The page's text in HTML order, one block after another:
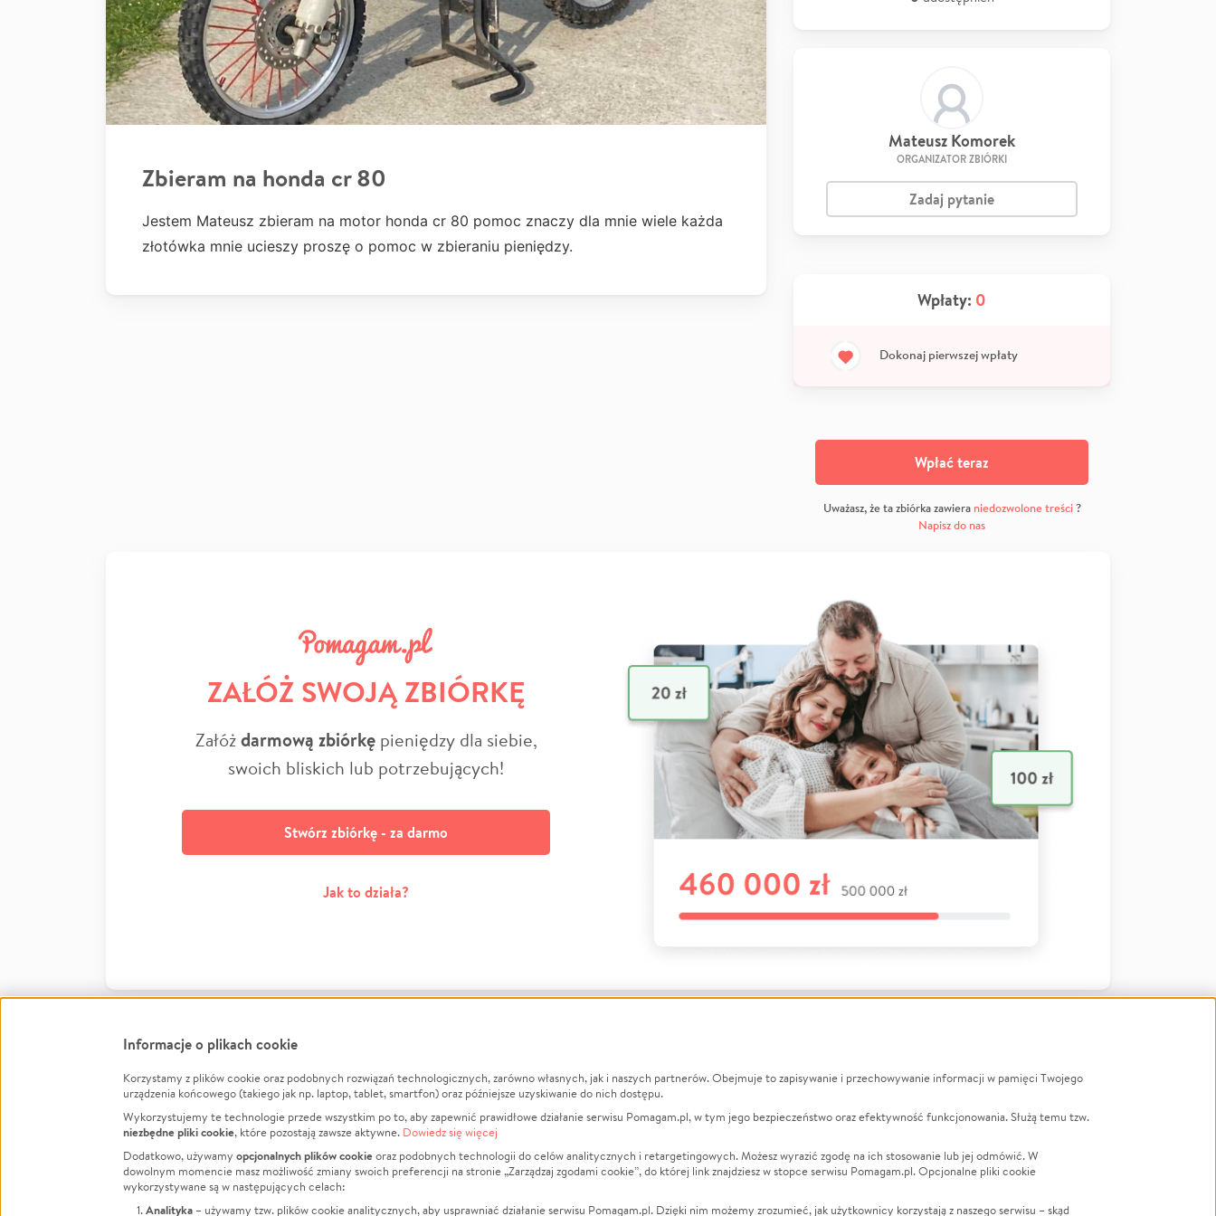
Zbieram na honda cr 80
Jestem Mateusz zbieram na motor honda cr 80 pomoc znaczy dla mnie wiele każda
złotówka mnie ucieszy proszę o pomoc w zbieraniu pieniędzy.
Mateusz Komorek
ORGANIZATOR ZBIÓRKI
Zadaj pytanie
Wpłaty: 0
Dokonaj pierwszej wpłaty
Wpłać teraz
Uważasz, że ta zbiórka zawiera niedozwolone treści?
Napisz do nas
ZAŁÓŻ SWOJĄ ZBIÓRKĘ
Załóżdarmową zbiórkępieniędzy dla siebie,
swoich bliskich lub potrzebujących!
Stwórz zbiórkę - za darmo
Jak to działa?
FacebookTwitter Instagram
LinkedInTikTok Youtube
Informacje
Jak to działa?
Regulamin
Polityka Prywatności
O nas
Opinie
Raporty
Za darmo
Zbieraj na
Leczenie
Zwierzęta
Pożar
LGBTQ+
Powódź
Wichura
Informacje o plikach cookie
Korzystamy z plików cookie oraz podobnych rozwiązań technologicznych, zarówno własnych, jak i naszych partnerów. Obejmuje to zapisywanie i przechowywanie informacji w pamięci Twojego
urządzenia końcowego (takiego jak np. laptop, tablet, smartfon) oraz późniejsze uzyskiwanie do nich dostępu.
Wykorzystujemy te technologie przede wszystkim po to, aby zapewnić prawidłowe działanie serwisu Pomagam.pl, w tym jego bezpieczeństwo oraz efektywność funkcjonowania. Służą temu tzw.
niezbędne pliki cookie, które pozostają zawsze aktywne. Dowiedz się więcej
Dodatkowo, używamy opcjonalnych plików cookieoraz podobnych technologii do celów analitycznych i retargetingowych. Możesz wyrazić zgodę na ich stosowanie lub jej odmówić. W
dowolnym momencie masz możliwość zmiany swoich preferencji na stronie „Zarządzaj zgodami cookie”, do której link znajdziesz w stopce serwisu Pomagam.pl. Opcjonalne pliki cookie
wykorzystywane są w następujących celach:
Analityka – używamy tzw. plików cookie analitycznych, aby usprawniać działanie serwisu Pomagam.pl. Dzięki nim możemy zrozumieć, jak użytkownicy korzystają z naszego serwisu – skąd